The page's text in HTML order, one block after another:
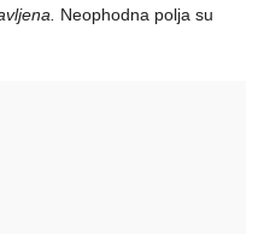
Neophodna polja su